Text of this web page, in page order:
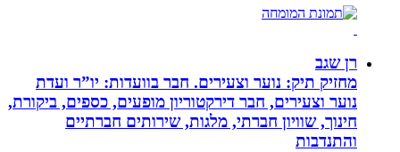
רן שגב
מחזיק תיק: נוער וצעירים. חבר בוועדות: יו”ר ועדת
נוער וצעירים, חבר דירקטוריון מופעים, כספים, ביקורת,
חינוך, שוויון חברתי, מלגות, שירותים חברתיים
והתנדבות